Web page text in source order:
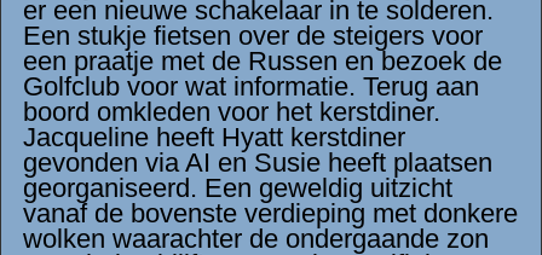
er een nieuwe schakelaar in te solderen.
Een stukje fietsen over de steigers voor
een praatje met de Russen en bezoek de
Golfclub voor wat informatie. Terug aan
boord omkleden voor het kerstdiner.
Jacqueline heeft Hyatt kerstdiner
gevonden via AI en Susie heeft plaatsen
georganiseerd. Een geweldig uitzicht
vanaf de bovenste verdieping met donkere
wolken waarachter de ondergaande zon